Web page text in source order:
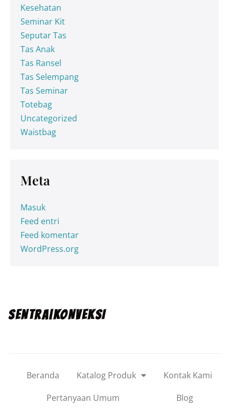
Kesehatan
Seminar Kit
Seputar Tas
Tas Anak
Tas Ransel
Tas Selempang
Tas Seminar
Totebag
Uncategorized
Waistbag
Meta
Masuk
Feed entri
Feed komentar
WordPress.org
SENTRA|KONVEKSI
Beranda Katalog Produk
Kontak Kami
Pertanyaan Umum
Blog